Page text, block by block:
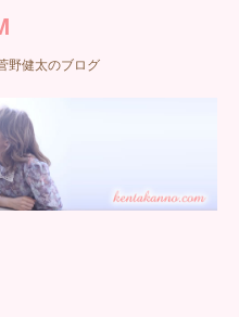
野健太のブログ